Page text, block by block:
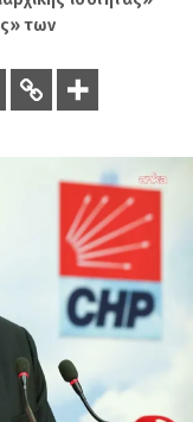
των